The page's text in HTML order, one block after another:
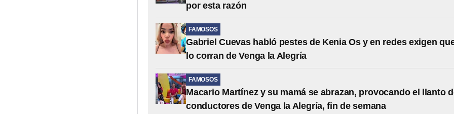
por esta razón
FAMOSOS
Gabriel Cuevas habló pestes de Kenia Os y en redes exigen
lo corran de Venga la Alegría
FAMOSOS
Macario Martínez y su mamá se abrazan, provocando el llanto
conductores de Venga la Alegría, fin de semana